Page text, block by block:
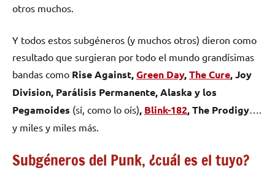
otros muchos.
Y todos estos subgéneros (y muchos otros) dieron como
resultado que surgieran por todo el mundo grandísimas
bandas como Rise Against,Green Day,The Cure, Joy
Division, Parálisis Permanente, Alaska y los
Pegamoides (sí, como lo oís), Blink-182, The Prodigy
y miles y miles más.
Subgéneros del Punk, ¿cuál es el tuyo?